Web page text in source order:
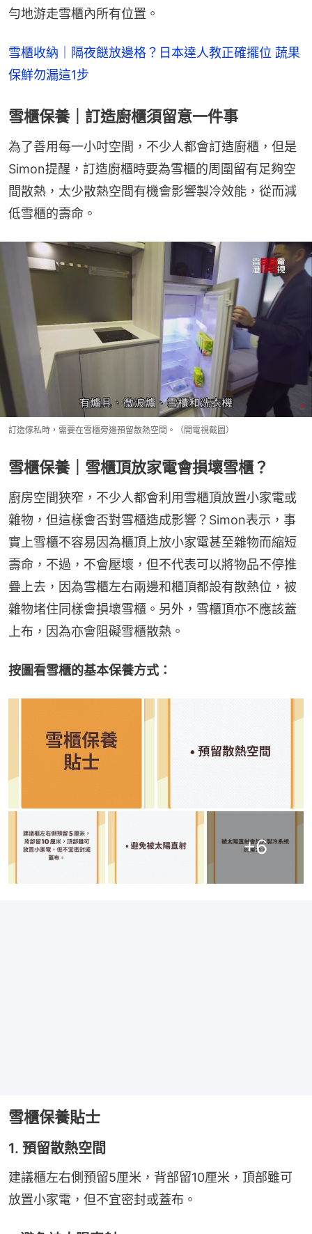
勻地游走雪櫃內所有位置。
雪櫃收納｜隔夜餸放邊格？日本達人教正確擺位 蔬果
保鮮勿漏這1步
雪櫃保養｜訂造廚櫃須留意一件事
為了善用每一小吋空間，不少人都會訂造廚櫃，但是
Simon提醒，訂造廚櫃時要為雪櫃的周圍留有足夠空
間散熱，太少散熱空間有機會影響製冷效能，從而減
低雪櫃的壽命。
訂造傢私時，需要在雪櫃旁邊預留散熱空間。（開電視截圖）
雪櫃保養｜雪櫃頂放家電會損壞雪櫃？
廚房空間狹窄，不少人都會利用雪櫃頂放置小家電或
雜物，但這樣會否對雪櫃造成影響？Simon表示，事
實上雪櫃不容易因為櫃頂上放小家電甚至雜物而縮短
壽命，不過，不會壓壞，但不代表可以將物品不停推
疊上去，因為雪櫃左右兩邊和櫃頂都設有散熱位，被
雜物堵住同樣會損壞雪櫃。另外，雪櫃頂亦不應該蓋
上布，因為亦會阻礙雪櫃散熱。
按圖看雪櫃的基本保養方式：
+6
雪櫃保養貼士
1. 預留散熱空間
建議櫃左右側預留5厘米，背部留10厘米，頂部雖可
放置小家電，但不宜密封或蓋布。